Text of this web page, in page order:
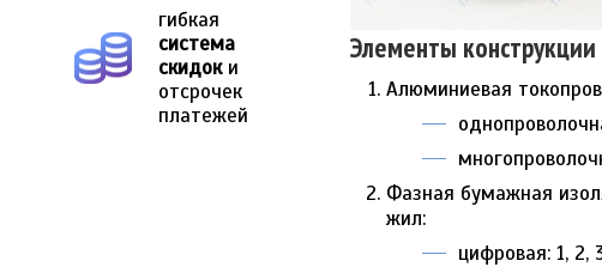
гибкая
система
скидоки
отсрочек
платежей
Элементы конструкции
Алюминиевая
Фазная бумажная
жил:
цифровая: 1, 2,